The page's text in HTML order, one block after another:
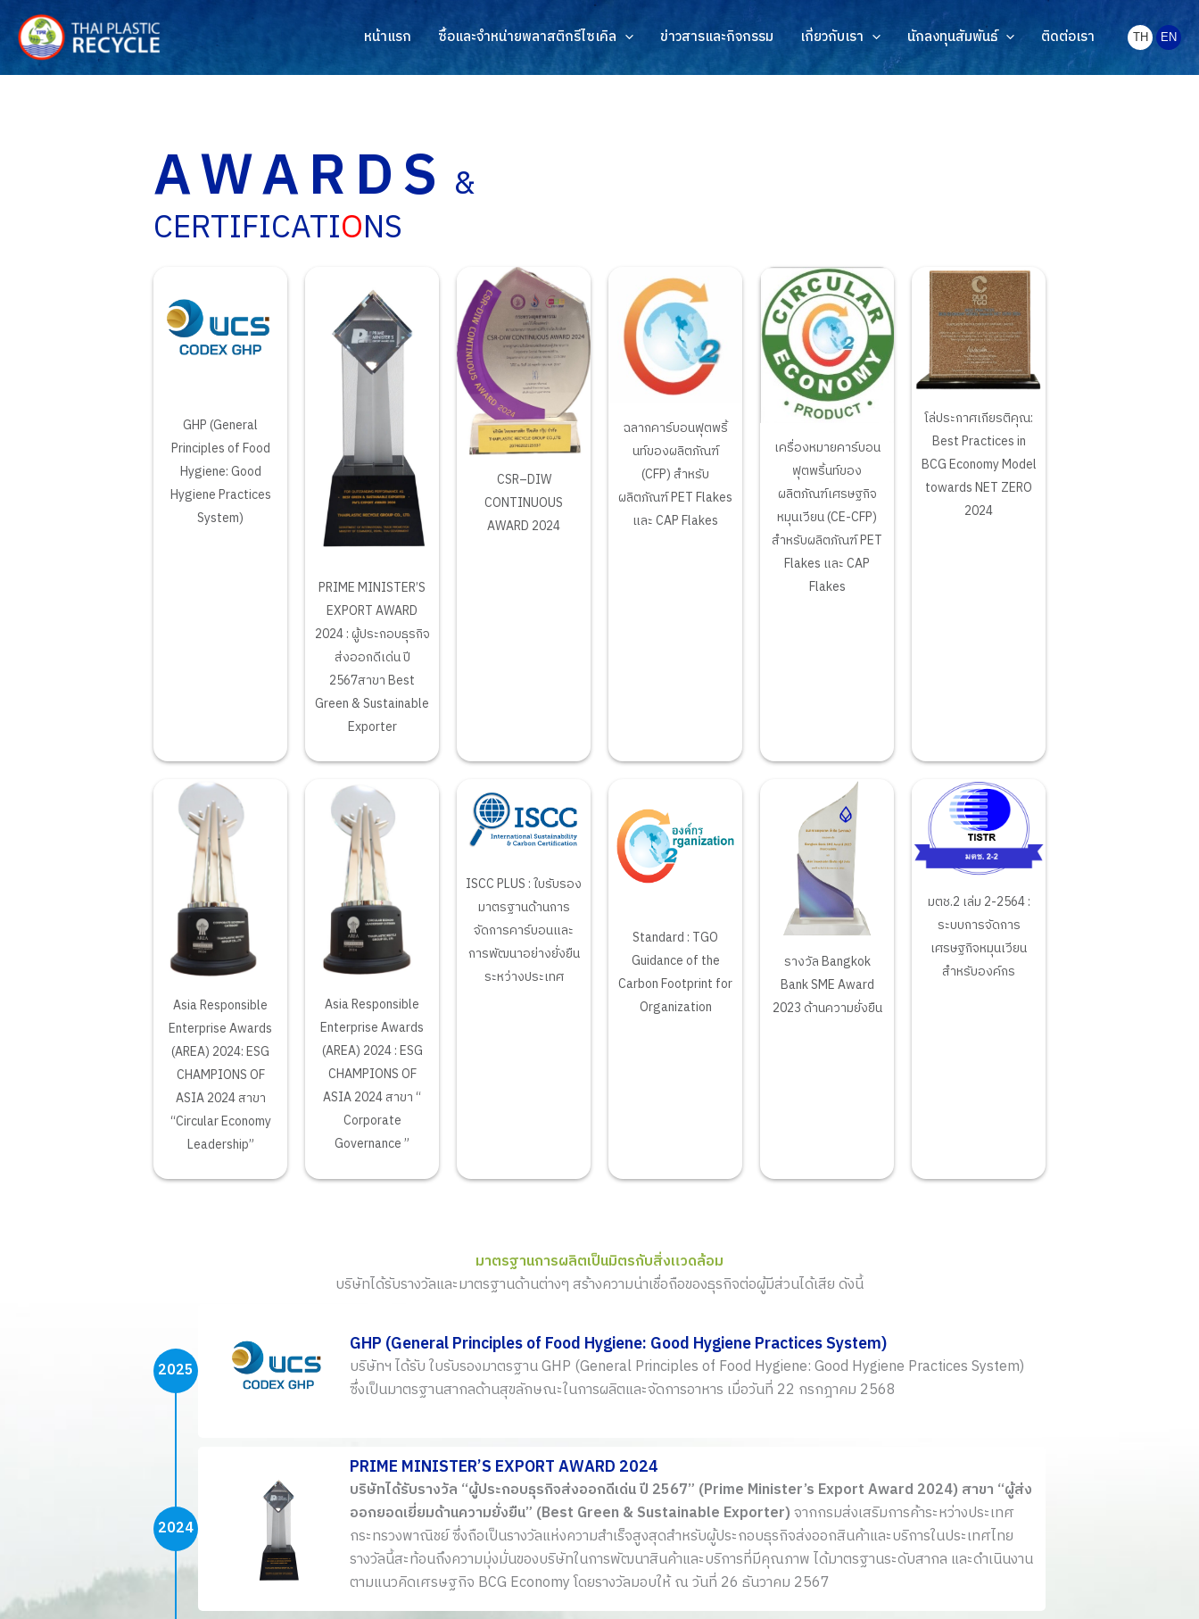
content
หน้าแรก ซื้อและจำหน่ายพลาสติกรีไซเคิล ข่าวสารและกิจกรรม เกี่ยวกับเรา นักลงทุนสัมพันธ์ ติดต่อเรา TH EN
AWARDS &
CERTIFICATIONS
GHP (General
Principles of Food
Hygiene: Good
Hygiene Practices
System)
PRIME MINISTER’S
EXPORT AWARD
2024 : ผู้ประกอบธุรกิจ
ส่งออกดีเด่น ปี
2567สาขา Best
Green & Sustainable
Exporter
CSR–DIW
CONTINUOUS
AWARD 2024
ฉลากคาร์บอนฟุตพริ้
นท์ของผลิตภัณฑ์
(CFP) สำหรับ
ผลิตภัณฑ์ PET Flakes
และ CAP Flakes
เครื่องหมายคาร์บอน
ฟุตพริ้นท์ของ
ผลิตภัณฑ์เศรษฐกิจ
หมุนเวียน (CE-CFP)
สำหรับผลิตภัณฑ์ PET
Flakes และ CAP
Flakes
โล่ประกาศเกียรติคุณ:
Best Practices in
BCG Economy Model
towards NET ZERO
2024
Asia Responsible
Enterprise Awards
(AREA) 2024: ESG
CHAMPIONS OF
ASIA 2024 สาขา
“Circular Economy
Leadership”
Asia Responsible
Enterprise Awards
(AREA) 2024 : ESG
CHAMPIONS OF
ASIA 2024 สาขา “
Corporate
Governance ”
ISCC PLUS : ใบรับรอง
มาตรฐานด้านการ
จัดการคาร์บอนและ
การพัฒนาอย่างยั่งยืน
ระหว่างประเทศ
Standard : TGO
Guidance of the
Carbon Footprint for
Organization
รางวัล Bangkok
Bank SME Award
2023 ด้านความยั่งยืน
มตช.2 เล่ม 2-2564 :
ระบบการจัดการ
เศรษฐกิจหมุนเวียน
สำหรับองค์กร
มาตรฐานการผลิตเป็นมิตรกับสิ่งแวดล้อม
บริษัทได้รับรางวัลและมาตรฐานด้านต่างๆ สร้างความน่าเชื่อถือของธุรกิจต่อผู้มีส่วนได้เสีย ดังนี้
2025
GHP (General Principles of Food Hygiene: Good Hygiene Practices System)
บริษัทฯ ได้รับ ใบรับรองมาตรฐาน GHP (General Principles of Food Hygiene: Good Hygiene Practices System)
ซึ่งเป็นมาตรฐานสากลด้านสุขลักษณะในการผลิตและจัดการอาหาร เมื่อวันที่ 22 กรกฎาคม 2568
2024
PRIME MINISTER’S EXPORT AWARD 2024
บริษัทได้รับรางวัล “ผู้ประกอบธุรกิจส่งออกดีเด่น ปี 2567” (Prime Minister’s Export Award 2024) สาขา “ผู้ส่ง
ออกยอดเยี่ยมด้านความยั่งยืน” (Best Green & Sustainable Exporter)จากกรมส่งเสริมการค้าระหว่างประเทศ
กระทรวงพาณิชย์ ซึ่งถือเป็นรางวัลแห่งความสำเร็จสูงสุดสำหรับผู้ประกอบธุรกิจส่งออกสินค้าและบริการในประเทศไทย
รางวัลนี้สะท้อนถึงความมุ่งมั่นของบริษัทในการพัฒนาสินค้าและบริการที่มีคุณภาพ ได้มาตรฐานระดับสากล และดำเนินงาน
ตามแนวคิดเศรษฐกิจ BCG Economy โดยรางวัลมอบให้ ณ วันที่ 26 ธันวาคม 2567